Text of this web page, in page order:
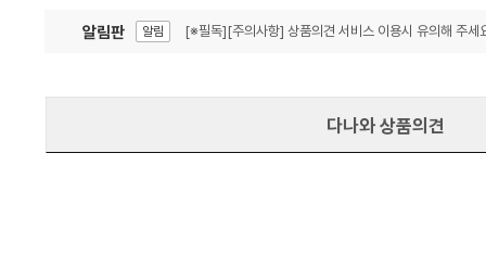
알림판 알림 [※필독][주의사항] 상품의견 서비스 이용시 유의해 주세
다나와 상품의견